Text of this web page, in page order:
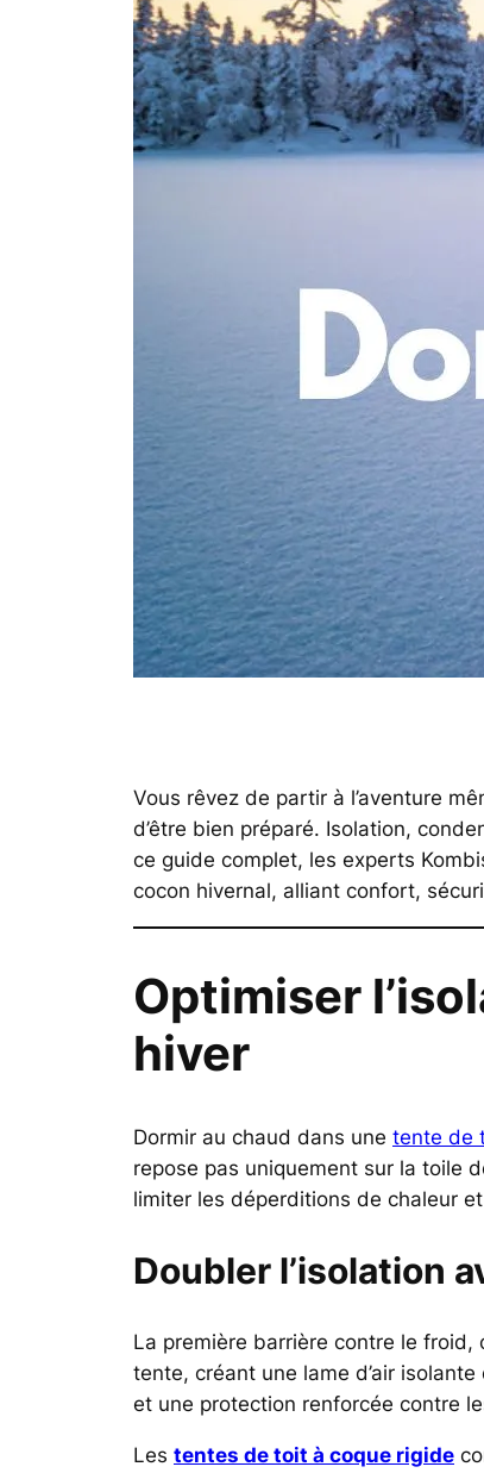
Vous rêvez de partir à l’aventure
d’être bien préparé. Isolation,
ce guide complet, les experts
cocon hivernal, alliant confort,
Optimiser
hiver
Dormir au chaud dans une tente de
repose pas uniquement sur la toile
limiter les déperditions de chaleur
Doubler l’isolation
La première barrière contre le froid,
tente, créant une lame d’air
et une protection renforcée contre
Les tentes de toit à coque rigide